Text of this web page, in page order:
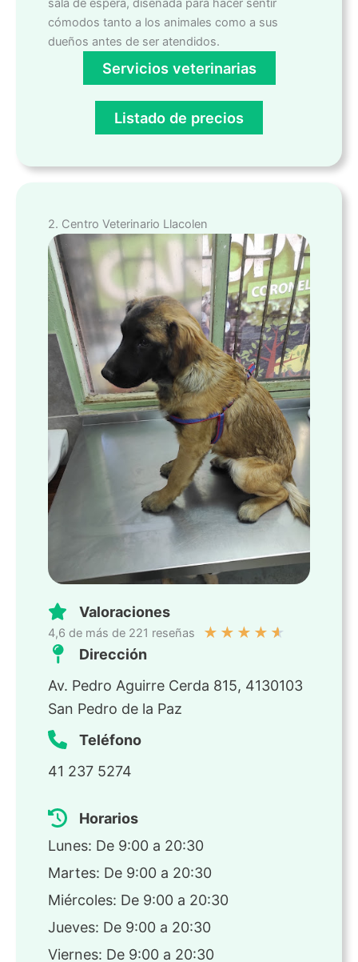
cómodos tanto a los animales como a sus
dueños antes de ser atendidos.
Servicios veterinarias
Listado de precios
2. Centro Veterinario Llacolen
Valoraciones
4,6 de más de 221 reseñas ★ ★ ★ ★ ★
Dirección
Av. Pedro Aguirre Cerda 815, 4130103
San Pedro de la Paz
Teléfono
41 237 5274
Horarios
Lunes: De 9:00 a 20:30
Martes: De 9:00 a 20:30
Miércoles: De 9:00 a 20:30
Jueves: De 9:00 a 20:30
Viernes: De 9:00 a 20:30